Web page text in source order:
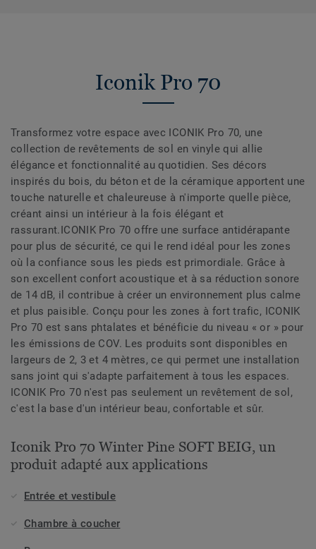
Iconik Pro 70
Transformez votre espace avec ICONIK Pro 70, une
collection de revêtements de sol en vinyle qui allie
élégance et fonctionnalité au quotidien. Ses décors
inspirés du bois, du béton et de la céramique apportent une
touche naturelle et chaleureuse à n'importe quelle pièce,
créant ainsi un intérieur à la fois élégant et
rassurant.ICONIK Pro 70 offre une surface antidérapante
pour plus de sécurité, ce qui le rend idéal pour les zones
où la confiance sous les pieds est primordiale. Grâce à
son excellent confort acoustique et à sa réduction sonore
de 14 dB, il contribue à créer un environnement plus calme
et plus paisible. Conçu pour les zones à fort trafic, ICONIK
Pro 70 est sans phtalates et bénéficie du niveau « or » pour
les émissions de COV. Les produits sont disponibles en
largeurs de 2, 3 et 4 mètres, ce qui permet une installation
sans joint qui s'adapte parfaitement à tous les espaces.
ICONIK Pro 70 n'est pas seulement un revêtement de sol,
c'est la base d'un intérieur beau, confortable et sûr.
Iconik Pro 70 Winter Pine SOFT BEIG, un
produit adapté aux applications
Entrée et vestibule
Chambre à coucher